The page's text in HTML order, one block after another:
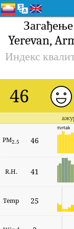
Yerevan,
Индекс
46
PM2.5 46
četvrtak
R.H. 41
Temp 25